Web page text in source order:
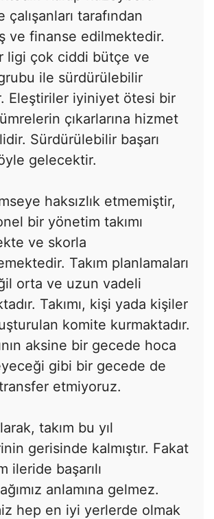
çalışanları tarafından
ve finanse edilmektedir.
ligi çok ciddi bütçe ve
ile sürdürülebilir
Eleştiriler iyiniyet ötesi bir
çıkarlarına hizmet
Sürdürülebilir başarı
gelecektir.
haksızlık etmemiştir,
bir yönetim takımı
ve skorla
Takım planlamaları
orta ve uzun vadeli
Takımı, kişi yada kişiler
komite kurmaktadır.
aksine bir gecede hoca
gibi bir gecede de
etmiyoruz.
takım bu yıl
gerisinde kalmıştır. Fakat
ileride başarılı
anlamına gelmez.
hep en iyi yerlerde olmak